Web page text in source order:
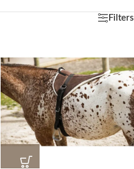
Filters